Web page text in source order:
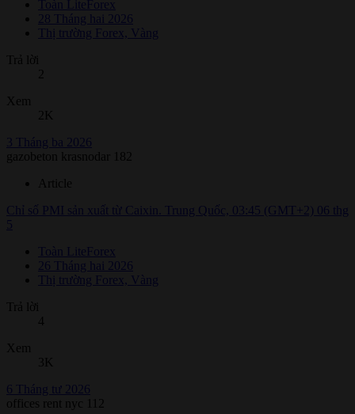
Toàn LiteForex
28 Tháng hai 2026
Thị trường Forex, Vàng
Trả lời
Xem
2K
3 Tháng ba 2026
gazobeton krasnodar 182
Article
Chỉ số PMI sản xuất từ Caixin. Trung Quốc, 03:45 (GMT+2) 06 thg
5
Toàn LiteForex
26 Tháng hai 2026
Thị trường Forex, Vàng
Trả lời
4
Xem
3K
6 Tháng tư 2026
offices rent nyc 112